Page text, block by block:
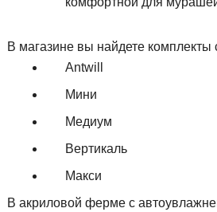
В магазине вы найдете
Antwill
Мини
Медиум
Вертикаль
Макси
В акриловой ферме с